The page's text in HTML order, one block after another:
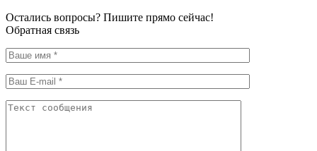
Остались вопросы? Пишите прямо сейчас!
Обратная связь